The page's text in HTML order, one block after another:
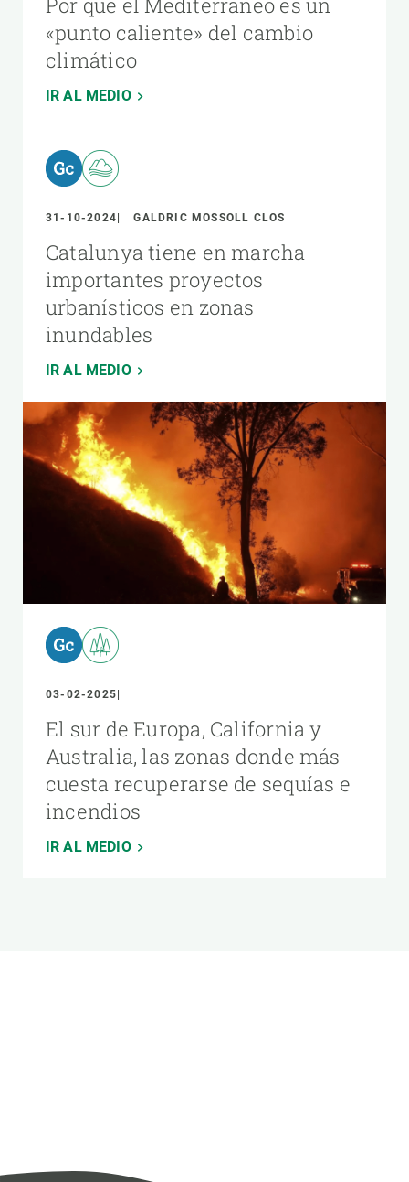
«punto caliente» del cambio
climático
IR AL MEDIO
31-10-2024 GALDRIC MOSSOLL CLOS
Catalunya tiene en marcha
importantes proyectos
urbanísticos en zonas
inundables
IR AL MEDIO
03-02-2025
El sur de Europa, California y
Australia, las zonas donde más
cuesta recuperarse de sequías e
incendios
IR AL MEDIO